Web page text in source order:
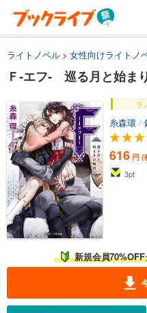
ライトノベル 女性向けライトノ
Ｆ‐エフ‐ 巡る月と始ま
ラ
糸森環 /
616 円 (
3pt
新規会員